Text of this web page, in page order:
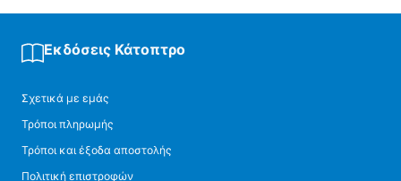
Εκδόσεις Κάτοπτρο
Σχετικά με εμάς
Τρόποι πληρωμής
Τρόποι και έξοδα αποστολής
Πολιτική επιστροφών